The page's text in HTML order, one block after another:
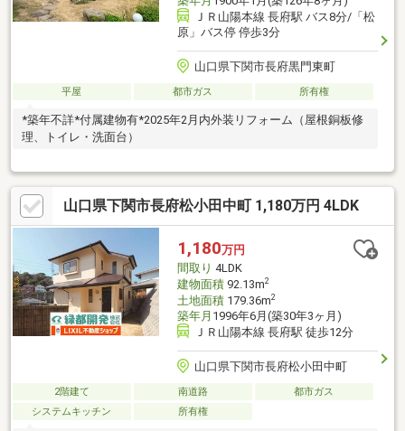
ＪＲ山陽本線 長府駅 バス8分/「松
原」バス停 停歩3分
山口県下関市長府黒門東町
平屋 都市ガス 所有権
*築年不詳*付属建物有*2025年2月内外装リフォーム（屋根銅板修
理、トイレ・洗面台）
山口県下関市長府松小田中町 1,180万円 4LDK
1,180万円
間取り 4LDK
建物面積92.13m2
土地面積179.36m2
築年月 1996年6月(築30年3ヶ月)
ＪＲ山陽本線 長府駅 徒歩12分
山口県下関市長府松小田中町
2階建て 南道路
都市ガス
システムキッチン
所有権